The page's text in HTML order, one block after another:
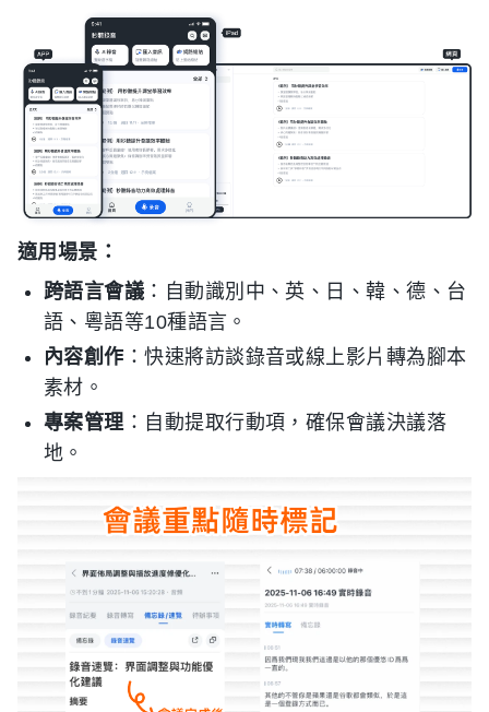
適用場景：
跨語言會議 ：自動識別中、英、日、韓、德、台
語、粵語等10種語言。
內容創作 ：快速將訪談錄音或線上影片轉為腳本
素材。
專案管理 ：自動提取行動項，確保會議決議落
地。